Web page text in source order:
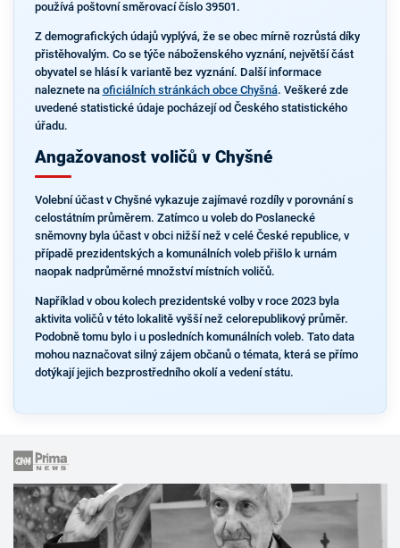
používá poštovní směrovací číslo 39501.
Z demografických údajů vyplývá, že se obec mírně rozrůstá díky
přistěhovalým. Co se týče náboženského vyznání, největší část
obyvatel se hlásí k variantě bez vyznání. Další informace
naleznete na oficiálních stránkách obce Chyšná. Veškeré zde
uvedené statistické údaje pocházejí od Českého statistického
úřadu.
Angažovanost voličů v Chyšné
Volební účast v Chyšné vykazuje zajímavé rozdíly v porovnání s
celostátním průměrem. Zatímco u voleb do Poslanecké
sněmovny byla účast v obci nižší než v celé České republice, v
případě prezidentských a komunálních voleb přišlo k urnám
naopak nadprůměrné množství místních voličů.
Například v obou kolech prezidentské volby v roce 2023 byla
aktivita voličů v této lokalitě vyšší než celorepublikový průměr.
Podobně tomu bylo i u posledních komunálních voleb. Tato data
mohou naznačovat silný zájem občanů o témata, která se přímo
dotýkají jejich bezprostředního okolí a vedení státu.